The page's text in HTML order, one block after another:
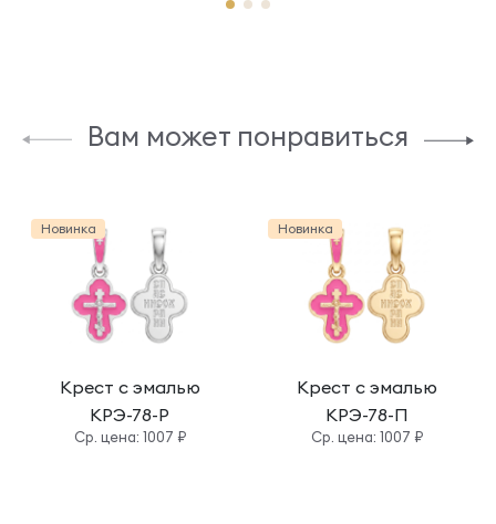
Вам может понравиться
Новинка
Крест с эмалью
КРЭ-78-Р
Cр. цена: 1007 ₽
Новинка
Крест с эмалью
КРЭ-78-П
Cр. цена: 1007 ₽